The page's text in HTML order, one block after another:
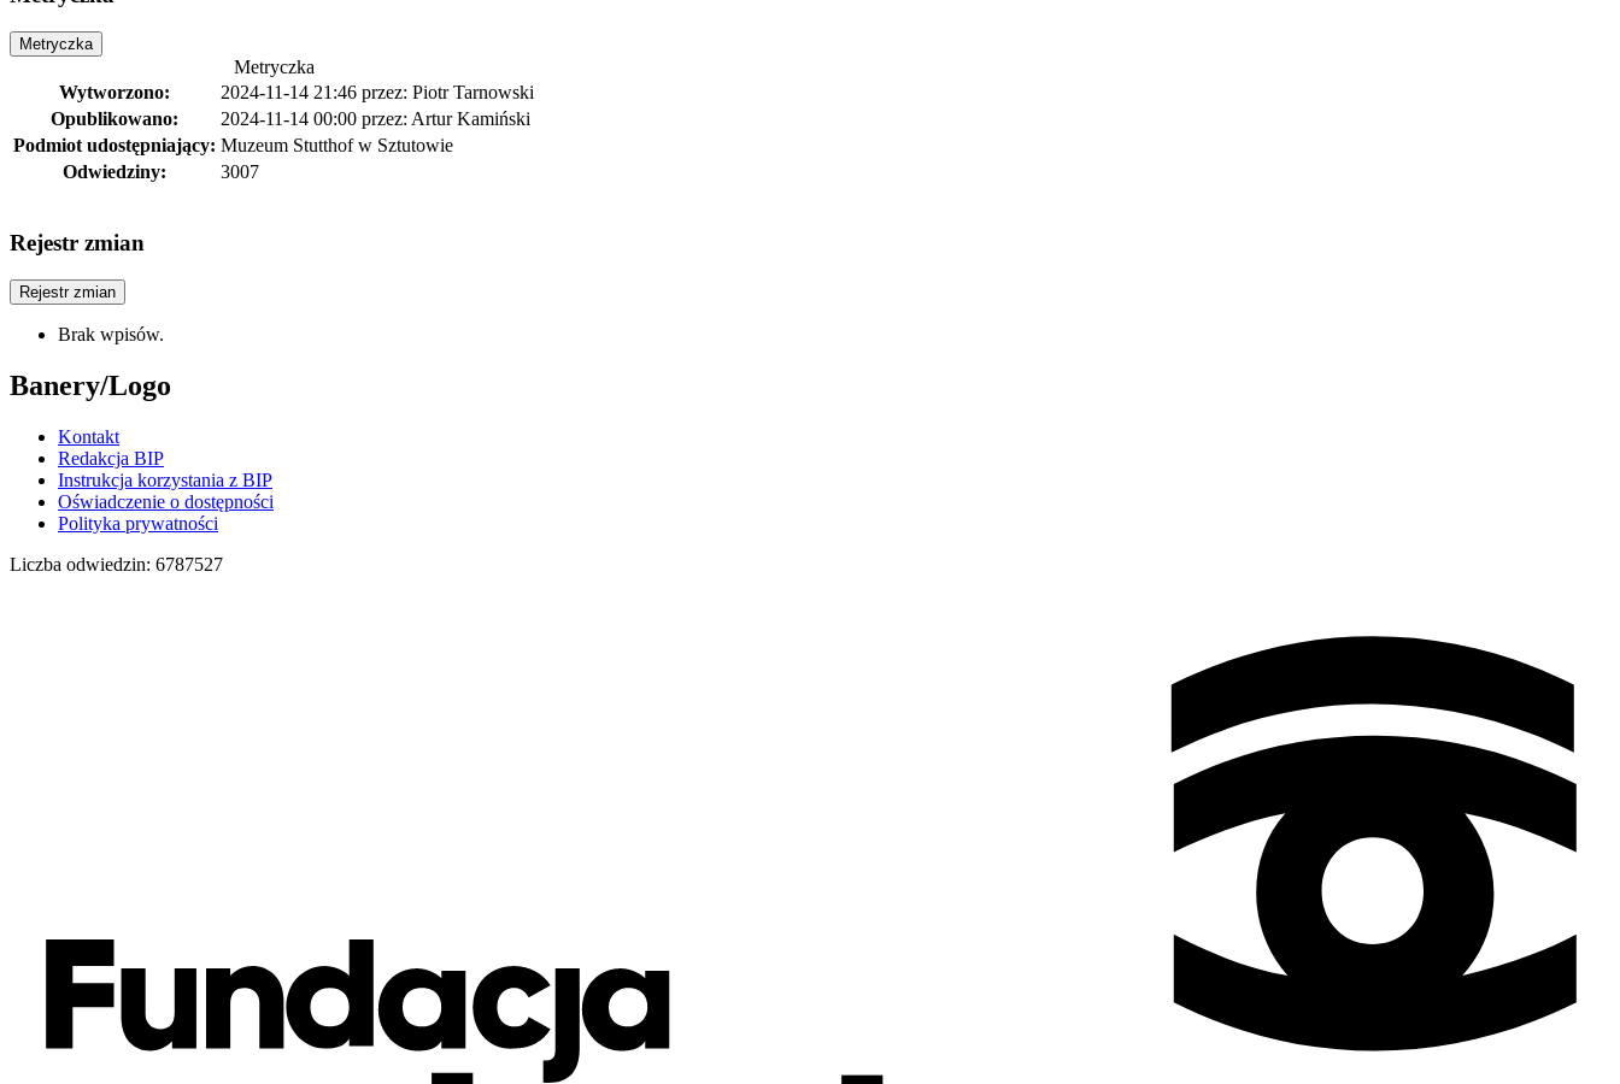
Metryczka
Metryczka
Wytworzono:
2024-11-14 21:46 przez: Piotr Tarnowski
Opublikowano:
2024-11-14 00:00 przez: Artur Kamiński
Podmiot udostępniający: Muzeum Stutthof w Sztutowie
Odwiedziny:
3007
Rejestr zmian
Rejestr zmian
Brak wpisów.
Banery/Logo
Kontakt
Redakcja BIP
Instrukcja korzystania z BIP
Oświadczenie o dostępności
Polityka prywatności
Liczba odwiedzin: 6787527